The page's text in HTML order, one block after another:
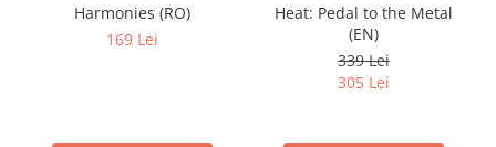
Harmonies (RO)
169 Lei
Heat: Pedal to the Metal
(EN)
339 Lei
305 Lei